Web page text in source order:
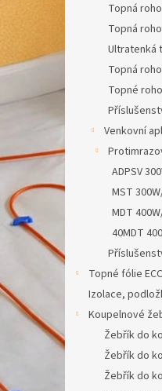
Topná
Topná
Ultratenká
Topná
Topné
Venkovní
ADPSV
MST
MDT
40MDT
Topné fólie
Izolace,
Koupelnové
Žebřík do
Žebřík do
Žebřík do